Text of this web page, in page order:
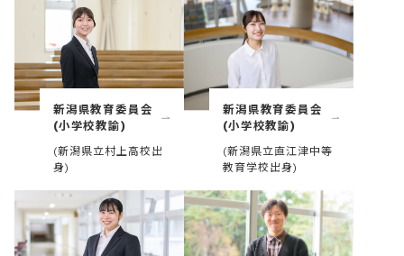
新潟県教育委員会
(小学校教諭)
(新潟県立村上高校出
身)
新潟県教育委員会
(小学校教諭)
(新潟県立直江津中等
教育学校出身)